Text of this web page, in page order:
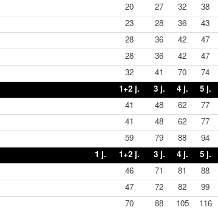
20 27 32 38
23 28 36 43
28 36 42 47
28 36 42 47
32 41 70 74
1+2 j. 3 j. 4 j. 5 j.
41 48 62 77
41 48 62 77
59 79 88 94
1 j. 1+2 j. 3 j. 4 j. 5 j.
46 71 81 88
47 72 82 99
70 88 105 116